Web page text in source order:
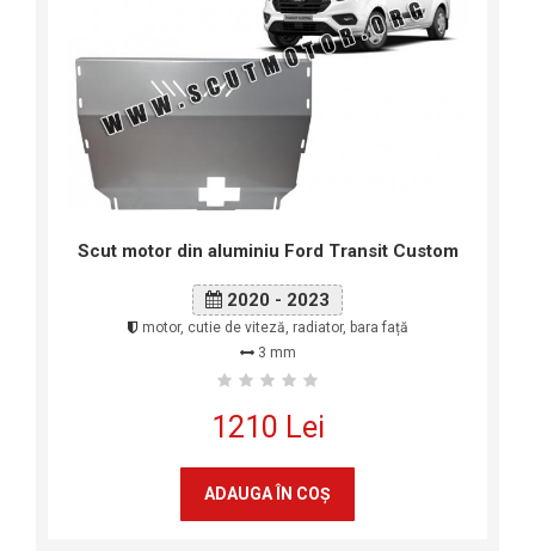
Scut motor din aluminiu Ford Transit Custom
2020 - 2023
motor, cutie de viteză, radiator, bara față
3 mm
1210 Lei
ADAUGA ÎN COŞ